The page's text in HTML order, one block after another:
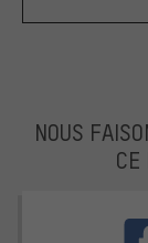
NOUS
CE